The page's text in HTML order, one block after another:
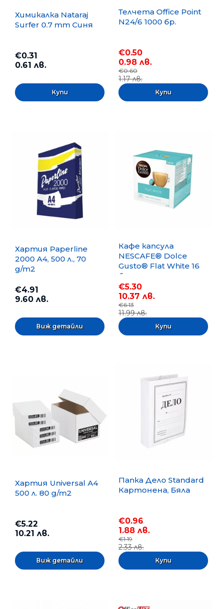
Химикалка Nataraj
Surfer 0.7 mm Синя
€0.31
0.61 лв.
Телчета Office Point
N24/6 1000 бр.
€0.50
0.98 лв.
€0.60
1.17 лв.
Хартия Paperline
2000 A4, 500 л., 70
g/m2
€4.91
9.60 лв.
Виж детайли
Кафе капсула
NESCAFE® Dolce
Gusto® Flat White 16
бр.
€5.30
10.37 лв.
€6.13
11.99 лв.
Хартия Universal A4
500 л. 80 g/m2
€5.22
10.21 лв.
Виж детайли
Папка Дело Standard
Картонена, Бяла
€0.96
1.88 лв.
€1.19
2.33 лв.